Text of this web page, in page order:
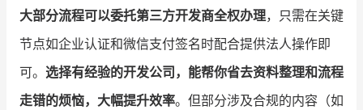
大部分流程可以委托第三方开发商全权办理，只需在关键
节点如企业认证和微信支付签名时配合提供法人操作即
可。 选择有经验的开发公司，能帮你省去资料整理和流程
走错的烦恼，大幅提升效率。但部分涉及合规的内容（如